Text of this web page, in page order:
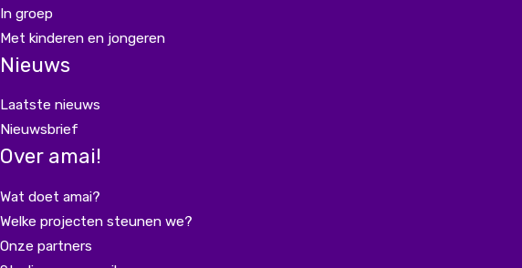
In groep
Met kinderen en jongeren
Nieuws
Laatste nieuws
Nieuwsbrief
Over amai!
Wat doet amai?
Welke projecten steunen we?
Onze partners